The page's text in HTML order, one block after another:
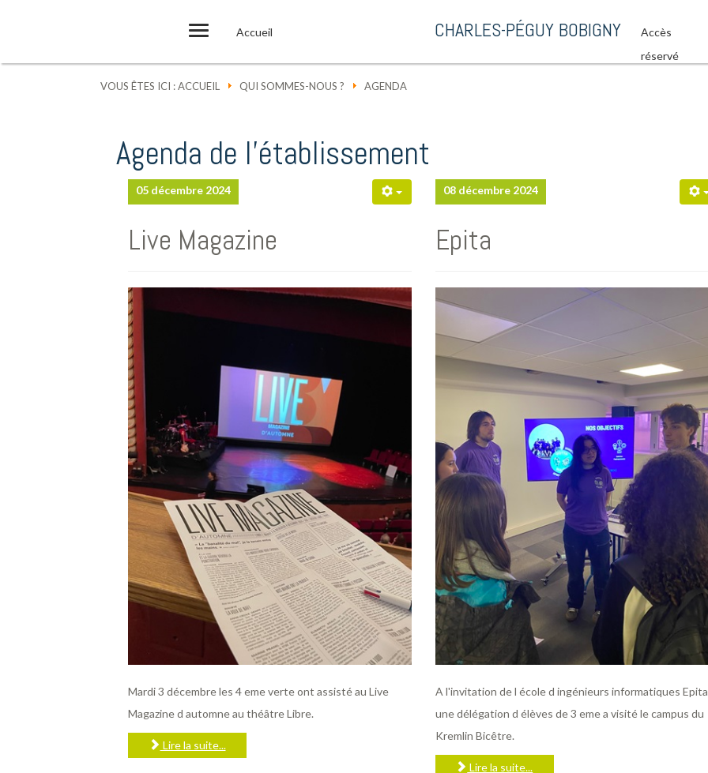
Accueil CHARLES-PÉGUY BOBIGNY
Accès
réservé
VOUS ÊTES ICI :ACCUEIL QUI SOMMES-NOUS ? AGENDA
Agenda de l'établissement
05 décembre 2024
Live Magazine
Mardi 3 décembre les 4 eme verte ont assisté au Live
Magazine d automne au théâtre Libre.
Lire la suite...
08 décembre 2024
Epita
A l'invitation de l école d ingénieurs informatiques Epita
une délégation d élèves de 3 eme a visité le campus du
Kremlin Bicêtre.
Lire la suite...